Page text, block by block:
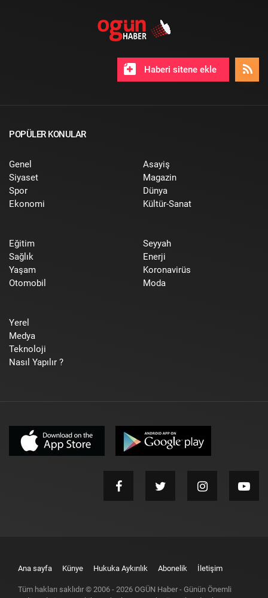
Haberi sitene ekle
POPÜLER KONULAR
Genel
Siyaset
Spor
Ekonomi
Asayiş
Magazin
Dünya
Kültür-Sanat
Eğitim
Sağlık
Yaşam
Otomobil
Seyyah
Enerji
Koronavirüs
Moda
Yerel
Medya
Teknoloji
Nasıl Yapılır ?
Ana sayfa Künye Hukuka Aykırılık Abonelik İletişim
Tüm hakları saklıdır © 2006 - 2026 OGÜN Haber - Günün Önemli